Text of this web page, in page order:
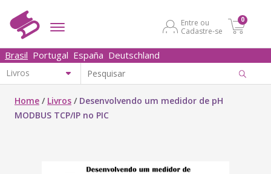
Entre ou
Cadastre-se
0
Brasil Portugal España Deutschland
Home / Livros / Desenvolvendo um medidor de pH
MODBUS TCP/IP no PIC